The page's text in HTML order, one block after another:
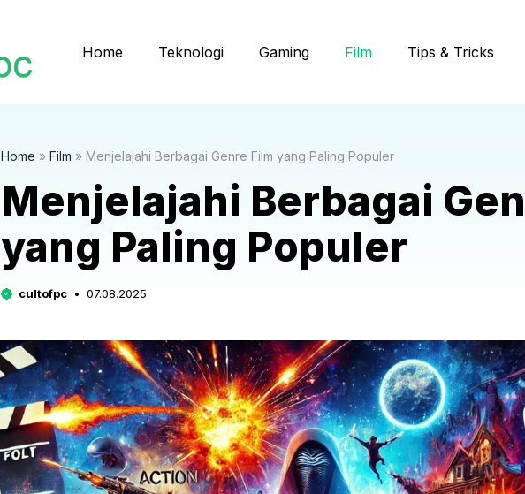
Home Teknologi Gaming Film Tips & Tricks
Home » Film » Menjelajahi Berbagai Genre Film yang Paling Populer
Menjelajahi Berbagai
yang Paling Populer
cultofpc 07.08.2025